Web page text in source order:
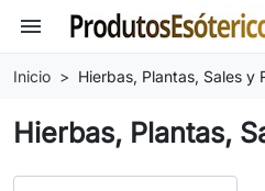
menu
Inicio Hierbas, Plantas, Sales y
Hierbas, Plantas,